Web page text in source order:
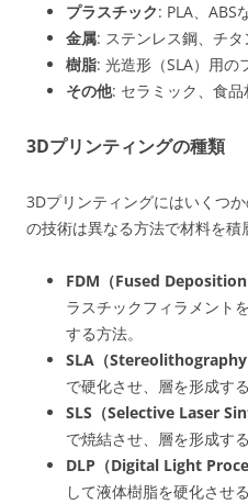
プラスチック: PLA、ABS
金属: ステンレス鋼、チ
樹脂: 光造形（SLA）用の
その他: セラミック、食
3Dプリンティングの種類
3Dプリンティングにはいくつ
の技術は異なる方法で材料を積
FDM（Fused Deposition
ラスチックフィラメント
する方法。
SLA（Stereolithography
で硬化させ、層を形成する
SLS（Selective Laser
で焼結させ、層を形成する
DLP（Digital Light
して液体樹脂を硬化させる